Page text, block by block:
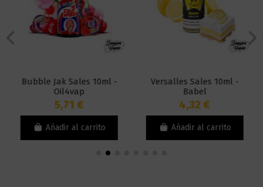
Bubble Jak Sales 10ml -
Oil4vap
5,71 €
Añadir al carrito
Versalles Sales 10ml -
Babel
4,32 €
Añadir al carrito